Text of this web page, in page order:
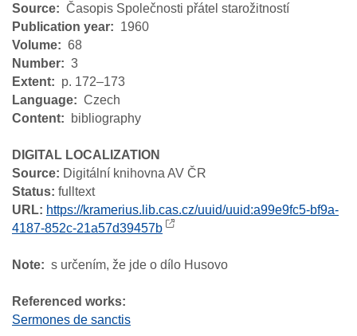
Source
Časopis Společnosti přátel starožitností
Publication year
1960
Volume
68
Number
3
Extent
p. 172–173
Language
Czech
Content
bibliography
DIGITAL LOCALIZATION
Source: Digitální knihovna AV ČR
Status: fulltext
URL: https://kramerius.lib.cas.cz/uuid/uuid:a99e9fc5-bf9a-
4187-852c-21a57d39457b
Note s určením, že jde o dílo Husovo
Referenced works:
Sermones de sanctis